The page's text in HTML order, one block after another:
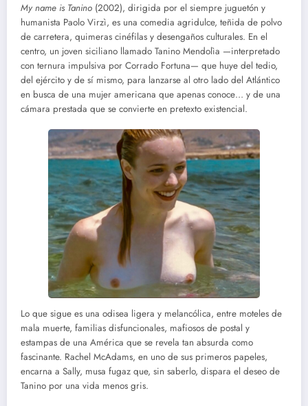
My name is Tanino (2002), dirigida por el siempre juguetón y
humanista Paolo Virzì, es una comedia agridulce, teñida de polvo
de carretera, quimeras cinéfilas y desengaños culturales. En el
centro, un joven siciliano llamado Tanino Mendolìa —interpretado
con ternura impulsiva por Corrado Fortuna— que huye del tedio,
del ejército y de sí mismo, para lanzarse al otro lado del Atlántico
en busca de una mujer americana que apenas conoce… y de una
cámara prestada que se convierte en pretexto existencial.
Lo que sigue es una odisea ligera y melancólica, entre moteles de
mala muerte, familias disfuncionales, mafiosos de postal y
estampas de una América que se revela tan absurda como
fascinante. Rachel McAdams, en uno de sus primeros papeles,
encarna a Sally, musa fugaz que, sin saberlo, dispara el deseo de
Tanino por una vida menos gris.